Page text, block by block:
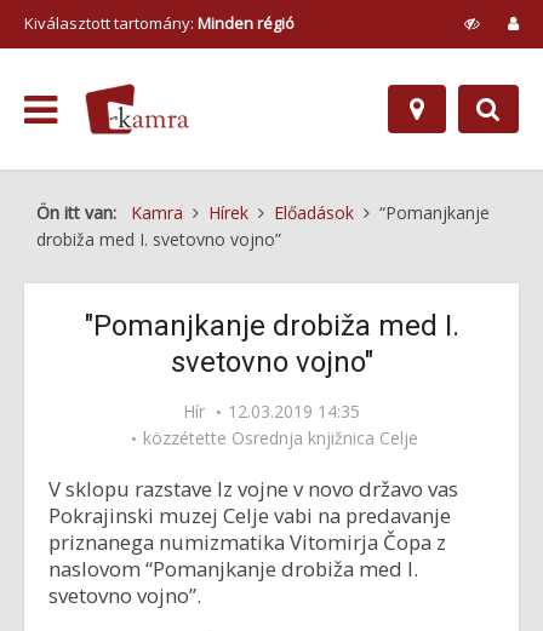
Kiválasztott tartomány: Minden régió
Ön itt van: Kamra Hírek Előadások
“Pomanjkanje
drobiža med I. svetovno vojno”
"Pomanjkanje drobiža med I.
svetovno vojno"
Hír
12.03.2019 14:35
közzétette Osrednja knjižnica Celje
V sklopu razstave Iz vojne v novo državo vas
Pokrajinski muzej Celje vabi na predavanje
priznanega numizmatika Vitomirja Čopa z
naslovom “Pomanjkanje drobiža med I.
svetovno vojno”.